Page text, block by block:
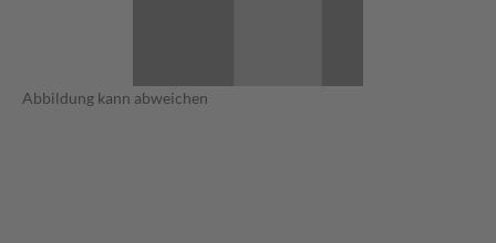
Abbildung kann abweichen